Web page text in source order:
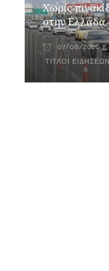
Χωρίς
στην Ελλάδα
07/08/2026
ΤΊΤΛΟΙ ΕΙΔΉΣΕΩΝ